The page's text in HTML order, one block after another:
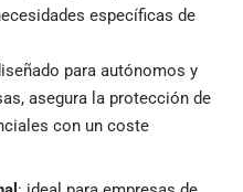
específicas de
para autónomos y
asegura la protección de
con un coste